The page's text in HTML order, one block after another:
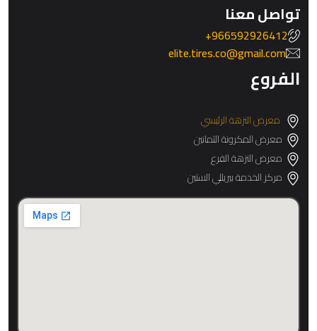
تواصل معنا
966592926412+
elite.tires.co@gmail.com
الفروع
معرض النزهة الرئيسي
معرض المكرونة الثمانين
معرض النزهة الفرع
مركز الخدمة بيريللي الستين